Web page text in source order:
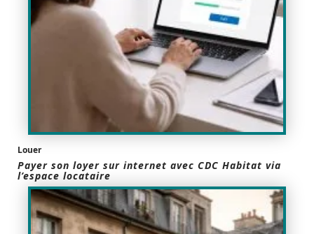
Louer
Payer son loyer sur internet avec CDC Habitat via
l’espace locataire